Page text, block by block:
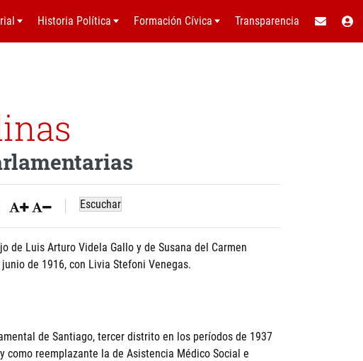
Historia Política Formación Cívica Transparencia
Escuchar
de Luis Arturo Videla Gallo y de Susana del Carmen
de 1916, con Livia Stefoni Venegas.
de Santiago, tercer distrito en los períodos de 1937
como reemplazante la de Asistencia Médico Social e